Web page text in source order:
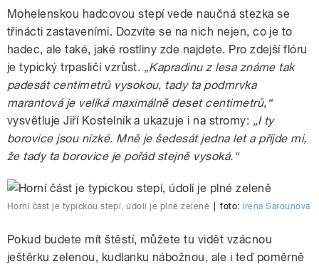
Mohelenskou hadcovou stepí vede naučná stezka se
třinácti zastaveními. Dozvíte se na nich nejen, co je to
hadec, ale také, jaké rostliny zde najdete. Pro zdejší flóru
je typický trpasličí vzrůst. „Kapradinu z lesa známe tak
padesát centimetrů vysokou, tady ta podmrvka
marantová je veliká maximálně deset centimetrů,“
vysvětluje Jiří Kostelník a ukazuje i na stromy: „I ty
borovice jsou nízké. Mně je šedesát jedna let a přijde mi,
že tady ta borovice je pořád stejně vysoká.“
Horní část je typickou stepí, údolí je plné zeleně foto: Irena Šarounová
Pokud budete mít štěstí, můžete tu vidět vzácnou
ještěrku zelenou, kudlanku nábožnou, ale i teď poměrně